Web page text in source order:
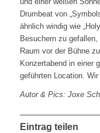
Drumbeat von
ähnlich windig wie
Besuchern zu
Raum vor der Bühne
Konzertabend in einer
geführten Location.
Autor & Pics: Joxe
Eintrag teilen